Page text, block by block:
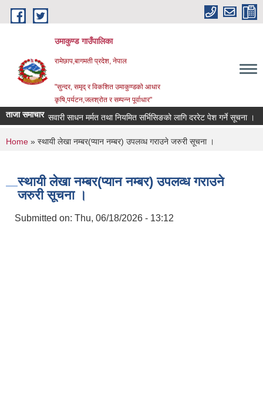
Skip to main content
उमाकुण्ड गाउँपालिका
रामेछाप,बागमती प्रदेश, नेपाल
"सुन्दर, समृद् र विकशित उमाकुण्डको आधार
कृषि,पर्यटन,जलश्रोत र सम्पन्न पूर्वाधार"
ताजा समाचारसवारी साधन मर्मत तथा नियमित सर्भिसिङको लागि दररेट पेश गर्ने सूचना ।
You are here
Home » स्थायी लेखा नम्बर(प्यान नम्बर) उपलव्ध गराउने जरुरी सूचना ।
स्थायी लेखा नम्बर(प्यान नम्बर) उपलव्ध गराउने
जरुरी सूचना ।
Submitted on: Thu, 06/18/2026 - 13:12